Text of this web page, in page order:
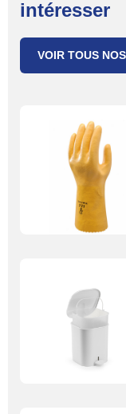
intéresser
VOIR TOUS